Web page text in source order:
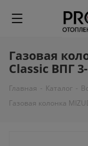
Газовая
Classic ВПГ
Главная - Каталог -
Газовая колонка